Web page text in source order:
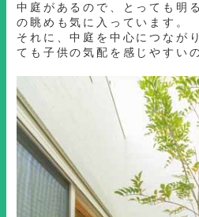
中庭があるので、とっても明
の眺めも気に入っています。
それに、中庭を中心につなが
ても子供の気配を感じやすい